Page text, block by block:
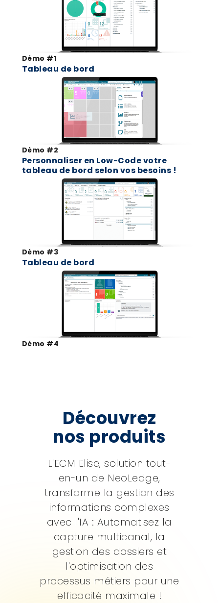
Démo #1
Tableau de bord
Démo #2
Personnaliser en Low-Code votre
tableau de bord selon vos besoins !
Démo #3
Tableau de bord
Démo #4
Découvrez
nos produits
L'ECM Elise, solution tout-
en-un de NeoLedge,
transforme la gestion des
informations complexes
avec l'IA : Automatisez la
capture multicanal, la
gestion des dossiers et
l'optimisation des
processus métiers pour une
efficacité maximale !